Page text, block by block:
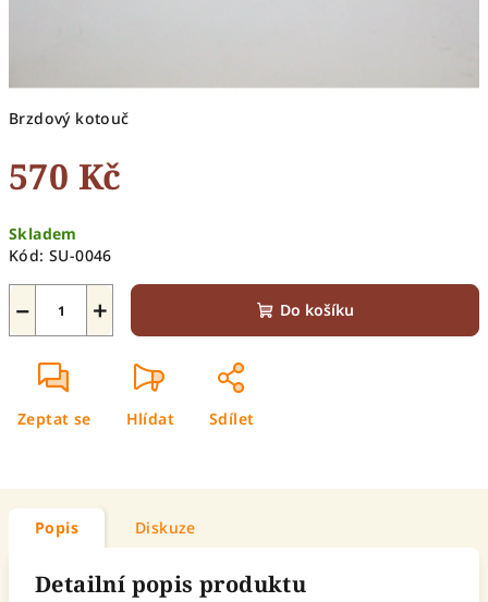
Brzdový kotouč
570 Kč
cena:
Skladem
Kód: SU-0046
+
− Do košíku
Zeptat se Hlídat Sdílet
Popis Diskuze
Detailní popis produktu